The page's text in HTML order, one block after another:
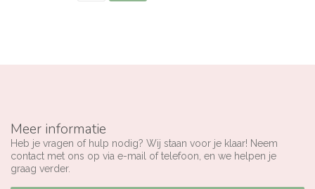
Meer informatie
Heb je vragen of hulp nodig? Wij staan voor je klaar! Neem
contact met ons op via e-mail of telefoon, en we helpen je
graag verder.